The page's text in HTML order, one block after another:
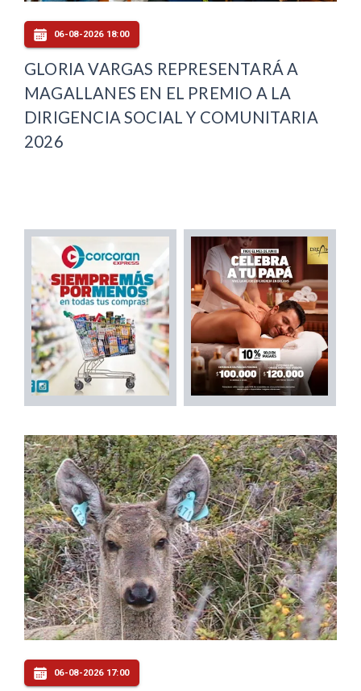
06-08-2026 18:00
GLORIA VARGAS REPRESENTARÁ A
MAGALLANES EN EL PREMIO A LA
DIRIGENCIA SOCIAL Y COMUNITARIA
2026
06-08-2026 17:00